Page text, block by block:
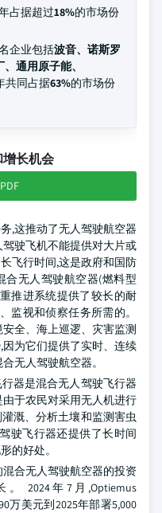
占据超过18%的市场份
企业包括波音、诺斯罗
通用原子能、
共同占据63%的市场份
长机会
,这推动了无人驾驶航空器
驶飞机不能提供对大片或
飞行时间,这是政府和国防
合无人驾驶航空器(燃料型
推进系统提供了较长的耐
监视和侦察任务所需的。
全、海上巡逻、灾害监测
为它们提供了实时、连续
无人驾驶航空器。
器是混合无人驾驶飞行器
于农民对采用无人机进行
溉、分析土壤和监测害虫
驶飞行器还提供了长时间
的好处。
合无人驾驶航空器的投资
2024年7月,Optiemus
万美元到2025年部署5,000